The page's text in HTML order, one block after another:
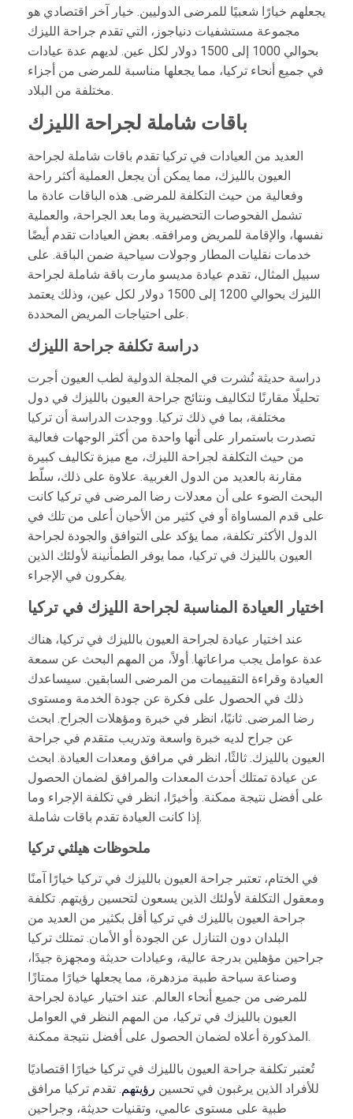
يجعلهم خيارًا شعبيًا للمرضى الدوليين. خيار آخر اقتصادي هو
مجموعة مستشفيات دنياجوز، التي تقدم جراحة الليزك
بحوالي 1000 إلى 1500 دولار لكل عين. لديهم عدة عيادات
في جميع أنحاء تركيا، مما يجعلها مناسبة للمرضى من أجزاء
مختلفة من البلاد.
باقات شاملة لجراحة الليزك
العديد من العيادات في تركيا تقدم باقات شاملة لجراحة
العيون بالليزك، مما يمكن أن يجعل العملية أكثر راحة
وفعالية من حيث التكلفة للمرضى. هذه الباقات عادة ما
تشمل الفحوصات التحضيرية وما بعد الجراحة، والعملية
نفسها، والإقامة للمريض ومرافقه. بعض العيادات تقدم أيضًا
خدمات نقليات المطار وجولات سياحية ضمن الباقة. على
سبيل المثال، تقدم عيادة مديسو مارت باقة شاملة لجراحة
الليزك بحوالي 1200 إلى 1500 دولار لكل عين، وذلك يعتمد
على احتياجات المريض المحددة.
دراسة تكلفة جراحة الليزك
دراسة حديثة نُشرت في المجلة الدولية لطب العيون أجرت
تحليلًا مقارنًا لتكاليف ونتائج جراحة العيون بالليزك في دول
مختلفة، بما في ذلك تركيا. ووجدت الدراسة أن تركيا
تصدرت باستمرار على أنها واحدة من أكثر الوجهات فعالية
من حيث التكلفة لجراحة الليزك، مع ميزة تكاليف كبيرة
مقارنة بالعديد من الدول الغربية. علاوة على ذلك، سلّط
البحث الضوء على أن معدلات رضا المرضى في تركيا كانت
على قدم المساواة أو في كثير من الأحيان أعلى من تلك في
الدول الأكثر تكلفة، مما يؤكد على التوافق والجودة لجراحة
العيون بالليزك في تركيا، مما يوفر الطمأنينة لأولئك الذين
يفكرون في الإجراء.
اختيار العيادة المناسبة لجراحة الليزك في تركيا
عند اختيار عيادة لجراحة العيون بالليزك في تركيا، هناك
عدة عوامل يجب مراعاتها. أولاً، من المهم البحث عن سمعة
العيادة وقراءة التقييمات من المرضى السابقين. سيساعدك
ذلك في الحصول على فكرة عن جودة الخدمة ومستوى
رضا المرضى. ثانيًا، انظر في خبرة ومؤهلات الجراح. ابحث
عن جراح لديه خبرة واسعة وتدريب متقدم في جراحة
العيون بالليزك. ثالثًا، انظر في مرافق ومعدات العيادة. ابحث
عن عيادة تمتلك أحدث المعدات والمرافق لضمان الحصول
على أفضل نتيجة ممكنة. وأخيرًا، انظر في تكلفة الإجراء وما
إذا كانت العيادة تقدم باقات شاملة.
ملحوظات هيلثي تركيا
في الختام، تعتبر جراحة العيون بالليزك في تركيا خيارًا آمنًا
ومعقول التكلفة لأولئك الذين يسعون لتحسين رؤيتهم. تكلفة
جراحة العيون بالليزك في تركيا أقل بكثير من العديد من
البلدان دون التنازل عن الجودة أو الأمان. تمتلك تركيا
جراحين مؤهلين بدرجة عالية، وعيادات حديثة ومجهزة جيدًا،
وصناعة سياحة طبية مزدهرة، مما يجعلها خيارًا ممتازًا
للمرضى من جميع أنحاء العالم. عند اختيار عيادة لجراحة
العيون بالليزك في تركيا، من المهم النظر في العوامل
المذكورة أعلاه لضمان الحصول على أفضل نتيجة ممكنة.
تُعتبر تكلفة جراحة العيون بالليزك في تركيا خيارًا اقتصاديًا
للأفراد الذين يرغبون في تحسين رؤيتهم. تقدم تركيا مرافق
طبية على مستوى عالمي، وتقنيات حديثة، وجراحين